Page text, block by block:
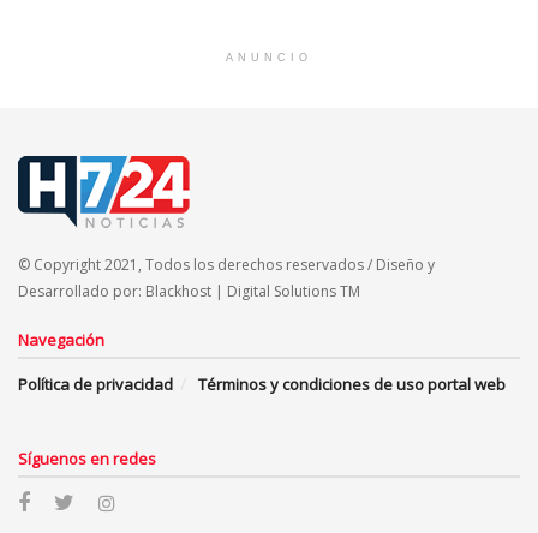
ANUNCIO
© Copyright 2021, Todos los derechos reservados / Diseño y
Desarrollado por: Blackhost | Digital Solutions TM
Navegación
Política de privacidad Términos y condiciones de uso portal web
Síguenos en redes